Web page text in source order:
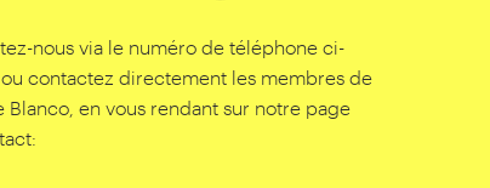
nous via le numéro de téléphone ci-
ou contactez directement les membres de
Blanco, en vous rendant sur notre page